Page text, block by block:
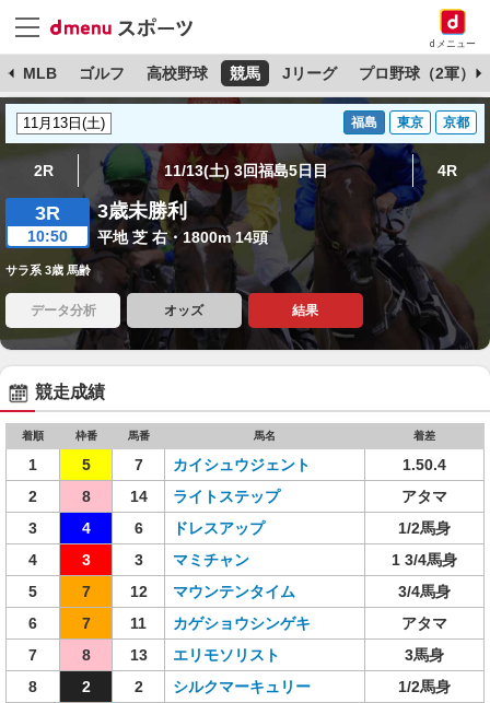
dメニュー
MLB ゴルフ 高校野球 競馬 Jリーグ プロ野球（2軍）
福島 東京 京都
2R 11/13(土) 3回福島5日目 4R
3R
10:50
3歳未勝利
平地 芝 右・1800m 14頭
サラ系 3歳 馬齢
データ分析 オッズ 結果
競走成績
着順 枠番 馬番 馬名 着差
1 5 7 カイシュウジェント
1.50.4
2
8 14 ライトステップ
アタマ
3
4 6 ドレスアップ
1/2馬身
4
3 3 マミチャン
1 3/4馬身
5
7 12 マウンテンタイム
3/4馬身
6
7 11 カゲショウシンゲキ
アタマ
7
8 13 エリモソリスト
3馬身
8
2 2 シルクマーキュリー
1/2馬身